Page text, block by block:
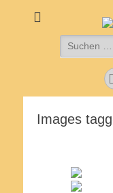
Feinkost aus
Suche
nach:
Images